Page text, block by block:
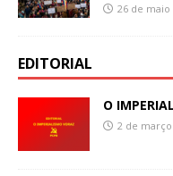
26 de maio
EDITORIAL
O
2 de